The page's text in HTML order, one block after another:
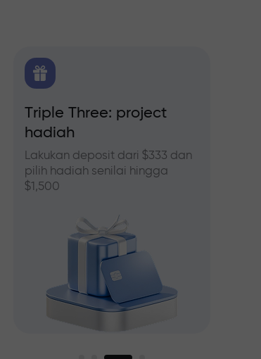
Triple Three: project
hadiah
Lakukan deposit dari $333 dan
pilih hadiah senilai hingga
$1,500